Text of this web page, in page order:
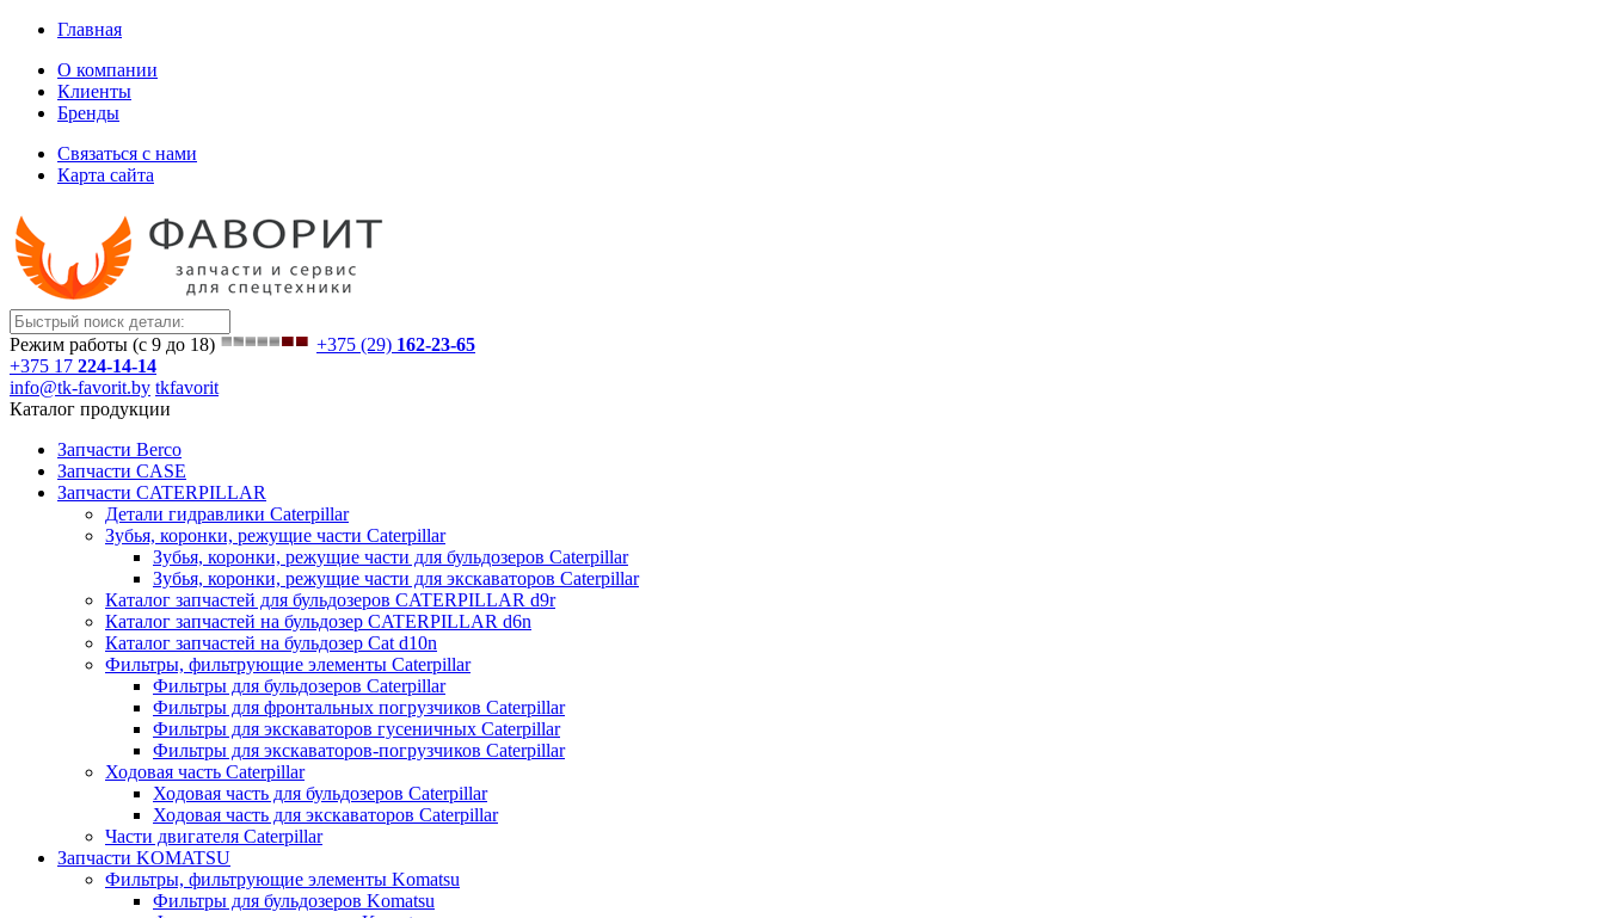
Главная
О компании
Клиенты
Бренды
Связаться с нами
Карта сайта
Режим работы (с 9 до 18) +375 (29) 162-23-65
+375 17 224-14-14
info@tk-favorit.by tkfavorit
Каталог продукции
Запчасти Berco
Запчасти CASE
Запчасти CATERPILLAR
Детали гидравлики Caterpillar
Зубья, коронки, режущие части Caterpillar
Зубья, коронки, режущие части для бульдозеров Caterpillar
Зубья, коронки, режущие части для экскаваторов Caterpillar
Каталог запчастей для бульдозеров CATERPILLAR d9r
Каталог запчастей на бульдозер CATERPILLAR d6n
Каталог запчастей на бульдозер Сat d10n
Фильтры, фильтрующие элементы Caterpillar
Фильтры для бульдозеров Caterpillar
Фильтры для фронтальных погрузчиков Caterpillar
Фильтры для экскаваторов гусеничных Caterpillar
Фильтры для экскаваторов-погрузчиков Caterpillar
Ходовая часть Caterpillar
Ходовая часть для бульдозеров Caterpillar
Ходовая часть для экскаваторов Caterpillar
Части двигателя Caterpillar
Запчасти KOMATSU
Фильтры, фильтрующие элементы Komatsu
Фильтры для бульдозеров Komatsu